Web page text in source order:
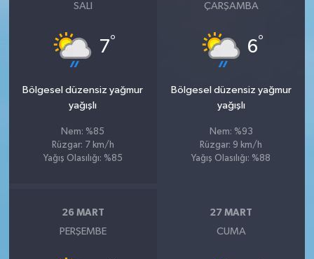
SALI
7°
Bölgesel düzensiz yağmur
yağışlı
Nem: %85
Rüzgar: 7 km/h
Yağış Olasılığı: %85
ÇARŞAMBA
6°
Bölgesel düzensiz yağmur
yağışlı
Nem: %93
Rüzgar: 9 km/h
Yağış Olasılığı: %88
26 MART
PERŞEMBE
27 MART
CUMA